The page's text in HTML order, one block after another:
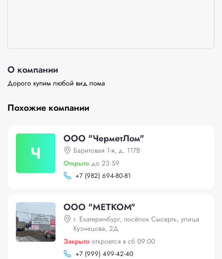
О компании
Дорого купим любой вид лома
Похожие компании
Ч
ООО "ЧерметЛом"
Баритовая 1-я, д. 117В
Открыто до 23:59
+7 (982) 694-80-81
ООО "МЕТКОМ"
г. Екатеринбург, посёлок Сысерть, улица
Кузнецова, 2Д
Закрыто откроется в сб 09:00
+7 (999) 499-42-40